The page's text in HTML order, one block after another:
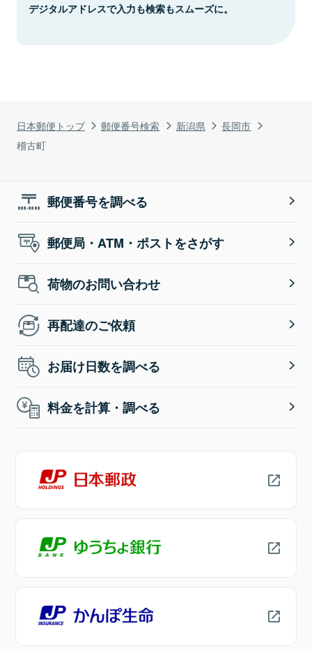
日本郵便トップ 郵便番号検索 新潟県
長岡市
稽古町
デジタルアドレスで入力も検索もスムーズに。
郵便番号を調べる
郵便局・ATM・ポストをさがす
荷物のお問い合わせ
再配達のご依頼
お届け日数を調べる
料金を計算・調べる